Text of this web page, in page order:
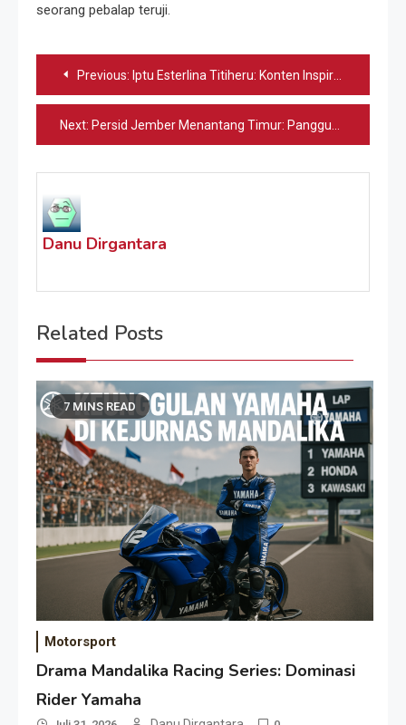
seorang pebalap teruji.
Navigasi
pos
Previous: Iptu Esterlina Titiheru: Konten Inspirasi dari Ruang Polsek ke Panggung Binaraga
Next: Persid Jember Menantang Timur: Panggung Liga 4 Nasional
Danu Dirgantara
Related Posts
7 MINS READ
Motorsport
Drama Mandalika Racing Series: Dominasi
Rider Yamaha